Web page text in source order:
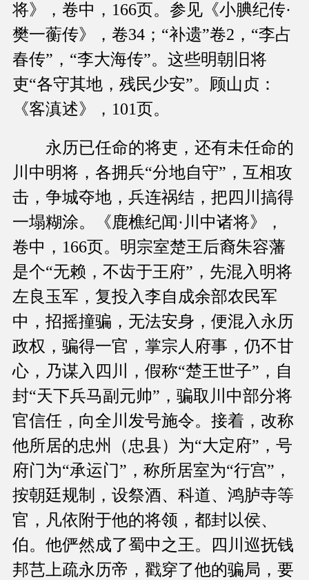
将》，卷中，166页。参见《小腆纪传·
樊一蘅传》，卷34；“补遗”卷2，“李占
春传”，“李大海传”。这些明朝旧将
吏“各守其地，残民少安”。顾山贞：
《客滇述》，101页。
永历已任命的将吏，还有未任命的
川中明将，各拥兵“分地自守”，互相攻
击，争城夺地，兵连祸结，把四川搞得
一塌糊涂。《鹿樵纪闻·川中诸将》，
卷中，166页。明宗室楚王后裔朱容藩
是个“无赖，不齿于王府”，先混入明将
左良玉军，复投入李自成余部农民军
中，招摇撞骗，无法安身，便混入永历
政权，骗得一官，掌宗人府事，仍不甘
心，乃谋入四川，假称“楚王世子”，自
封“天下兵马副元帅”，骗取川中部分将
官信任，向全川发号施令。接着，改称
他所居的忠州（忠县）为“大定府”，号
府门为“承运门”，称所居室为“行宫”，
按朝廷规制，设祭酒、科道、鸿胪寺等
官，凡依附于他的将领，都封以侯、
伯。他俨然成了蜀中之王。四川巡抚钱
邦芑上疏永历帝，戳穿了他的骗局，要